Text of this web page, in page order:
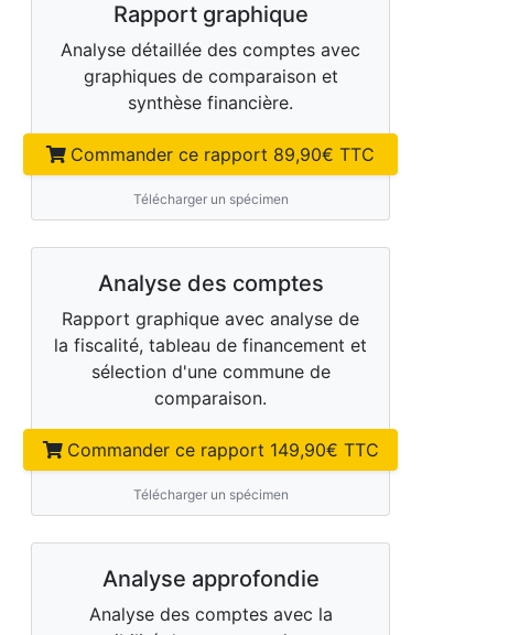
Rapport graphique
Analyse détaillée des comptes avec
graphiques de comparaison et
synthèse financière.
Commander ce rapport 89,90€ TTC
Télécharger un spécimen
Analyse des comptes
Rapport graphique avec analyse de
la fiscalité, tableau de financement et
sélection d'une commune de
comparaison.
Commander ce rapport 149,90€ TTC
Télécharger un spécimen
Analyse approfondie
Analyse des comptes avec la